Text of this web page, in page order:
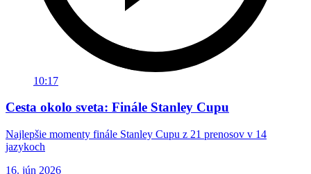
10:17
Cesta okolo sveta: Finále Stanley Cupu
Najlepšie momenty finále Stanley Cupu z 21 prenosov v 14
jazykoch
16. jún 2026